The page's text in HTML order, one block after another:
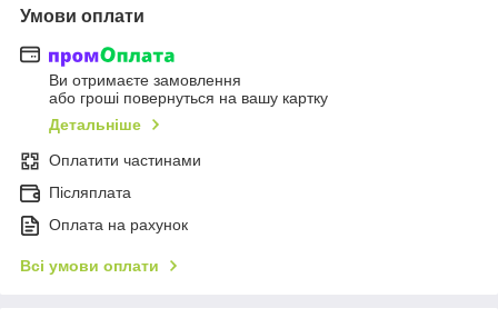
Умови оплати
Ви отримаєте замовлення
або гроші повернуться на вашу картку
Детальніше
Оплатити частинами
Післяплата
Оплата на рахунок
Всі умови оплати